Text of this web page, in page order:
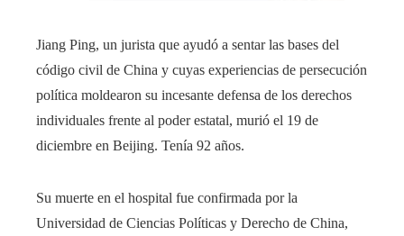
Jiang Ping, un jurista que ayudó a sentar las bases del
código civil de China y cuyas experiencias de persecución
política moldearon su incesante defensa de los derechos
individuales frente al poder estatal, murió el 19 de
diciembre en Beijing. Tenía 92 años.
Su muerte en el hospital fue confirmada por la
Universidad de Ciencias Políticas y Derecho de China,